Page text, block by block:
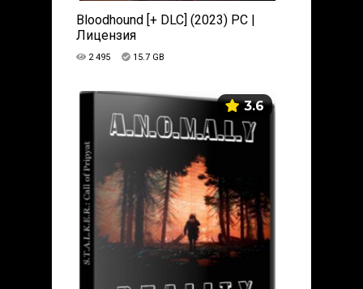
Bloodhound [+ DLC] (2023) PC |
Лицензия
2 495 15.7 GB
3.6